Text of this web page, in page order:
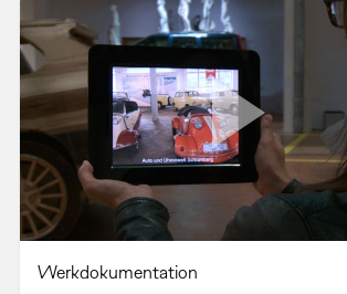
Werkdokumentation